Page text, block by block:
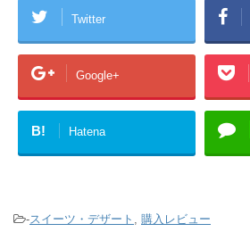
Twitter
Google+
B! Hatena
-スイーツ・デザート 購入レビュー